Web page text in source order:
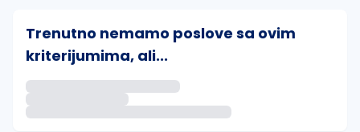
Trenutno nemamo poslove sa ovim
kriterijumima, ali...